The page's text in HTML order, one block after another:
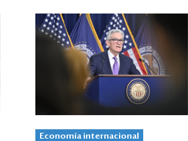
Economía internacional